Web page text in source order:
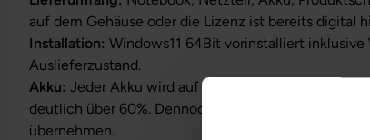
auf dem Gehäuse oder die Lizenz ist bereits digital
Installation: Windows11 64Bit vorinstalliert
Auslieferzustand.
Akku: Jeder Akku wird auf Funktion geprüft. Die
deutlich über 60%. Dennoch können wir keine
übernehmen.